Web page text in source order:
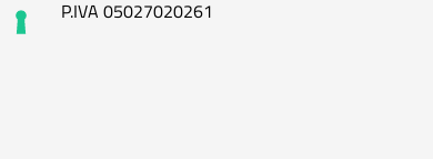
P.IVA 05027020261